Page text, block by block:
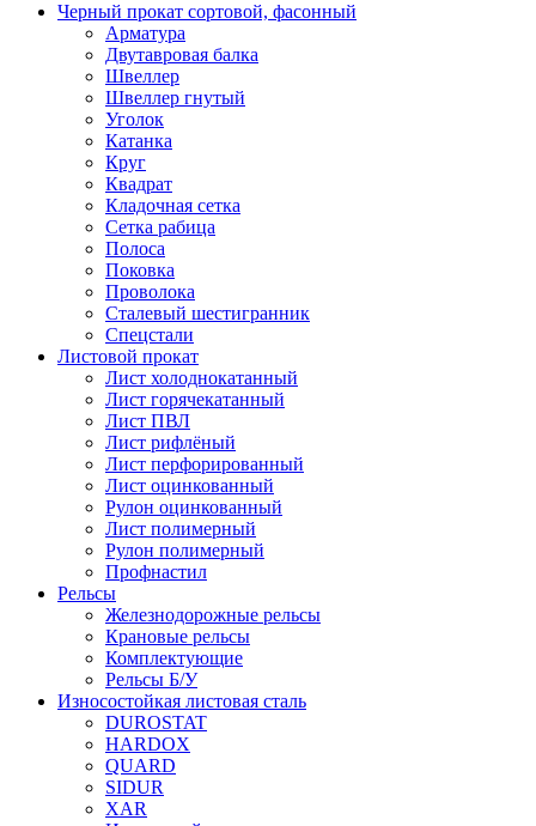
Черный прокат сортовой, фасонный
Арматура
Двутавровая балка
Швеллер
Швеллер гнутый
Уголок
Катанка
Круг
Квадрат
Кладочная сетка
Сетка рабица
Полоса
Поковка
Проволока
Сталевый шестигранник
Спецстали
Листовой прокат
Лист холоднокатанный
Лист горячекатанный
Лист ПВЛ
Лист рифлёный
Лист перфорированный
Лист оцинкованный
Рулон оцинкованный
Лист полимерный
Рулон полимерный
Профнастил
Рельсы
Железнодорожные рельсы
Крановые рельсы
Комплектующие
Рельсы Б/У
Износостойкая листовая сталь
DUROSTAT
HARDOX
QUARD
SIDUR
XAR